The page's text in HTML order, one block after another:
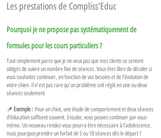
Les prestations de Compliss'Educ
Pourquoi je ne propose pas systématiquement de
formules pour les cours particuliers ?
Tout simplement parce que je ne veux pas que mes clients se sentent
obligés de suivre un nombre fixe de séances. Vous êtes libre de décider si
vous souhaitez continuer, en fonction de vos besoins et de l’évolution de
votre chien. Il n'est pas rare qu'un problème soit réglé en une ou deux
séances seulement
📌 Exemple : Pour un chiot, une étude de comportement et deux séances
d’éducation suffisent souvent. Ensuite, vous pouvez continuer par vous-
même. Un nouveau rendez-vous pourra être nécessaire à l’adolescence,
mais pourquoi prendre un forfait de 5 ou 10 séances dès le départ ?